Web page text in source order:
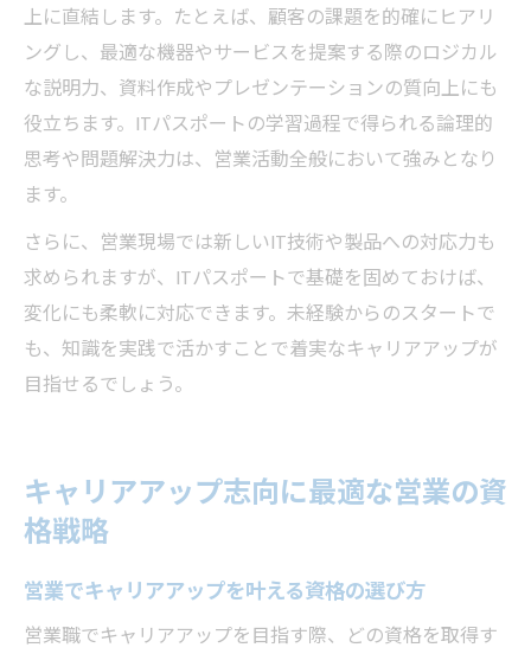
上に直結します。たとえば、顧客の課題を的確にヒアリ
ングし、最適な機器やサービスを提案する際のロジカル
な説明力、資料作成やプレゼンテーションの質向上にも
役立ちます。ITパスポートの学習過程で得られる論理的
思考や問題解決力は、営業活動全般において強みとなり
ます。
さらに、営業現場では新しいIT技術や製品への対応力も
求められますが、ITパスポートで基礎を固めておけば、
変化にも柔軟に対応できます。未経験からのスタートで
も、知識を実践で活かすことで着実なキャリアアップが
目指せるでしょう。
キャリアアップ志向に最適な営業の資
格戦略
営業でキャリアアップを叶える資格の選び方
営業職でキャリアアップを目指す際、どの資格を取得す